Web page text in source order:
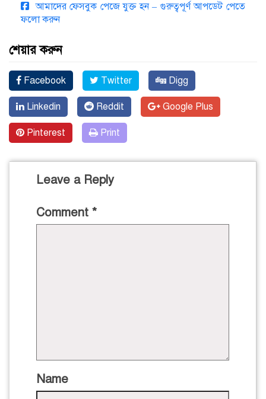
আমাদের ফেসবুক পেজে যুক্ত হন – গুরুত্বপূর্ণ আপডেট পেতে
ফলো করুন
শেয়ার করুন
Facebook Twitter Digg
Linkedin Reddit Google Plus
Pinterest Print
Leave a Reply
Comment *
Name